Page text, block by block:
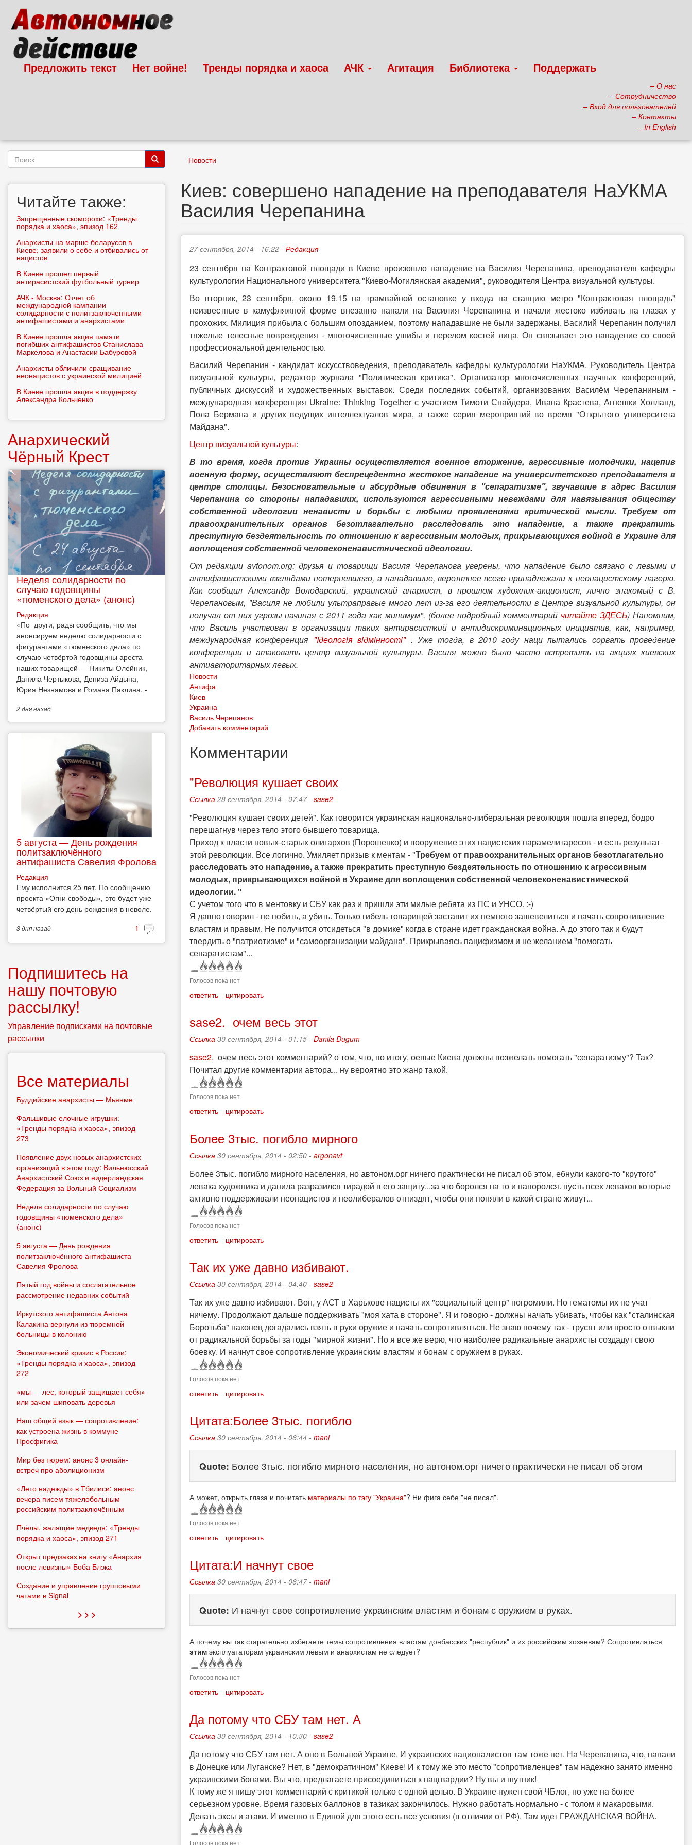
основному
содержанию
Предложить текст Нет войне! Тренды порядка и хаоса АЧК Агитация Библиотека Поддержать
– О нас
– Сотрудничество
– Вход для пользователей
– Контакты
– In English
Новости
Киев: совершено нападение на преподавателя НаУКМА
Василия Черепанина
27 сентября, 2014 - 16:22 - Редакция
23 сентября на Контрактовой площади в Киеве произошло нападение на Василия Черепанина, преподавателя кафедры
культурологии Национального университета "Киево-Могилянская академия"​​, руководителя Центра визуальной культуры.
Во вторник, 23 сентября, около 19.15 на трамвайной остановке у входа на станцию ​​метро "Контрактовая площадь"
неизвестные в камуфляжной форме внезапно напали на Василия Черепанина и начали жестоко избивать на глазах у
прохожих. Милиция прибыла с большим опозданием, поэтому нападавшие не были задержаны. Василий Черепанин получил
тяжелые телесные повреждения - многочисленные ушибы и перелом костей лица. Он связывает это нападение со своей
профессиональной деятельностью.
Василий Черепанин - кандидат искусствоведения, преподаватель кафедры культурологии НаУКМА. Руководитель Центра
визуальной культуры, редактор журнала "Политическая критика". Организатор многочисленных научных конференций,
публичных дискуссий и художественных выставок. Среди последних событий, организованих Василём Черепаниным -
международная конференция Ukraine: Thinking Together с участием Тимоти Снайдера, Ивана Крастева, Агнешки Холланд,
Пола Бермана и других ведущих интеллектуалов мира, а также серия мероприятий во время "Открытого университета
Майдана".
Центр визуальной культуры:
В то время, когда против Украины осуществляется военное вторжение, агрессивные молодчики, нацепив
военную форму, осуществляют беспрецедентно жестокое нападение на университетского преподавателя в
центре столицы. Безосновательные и абсурдные обвинения в "сепаратизме", звучавшие в адрес Василия
Черепанина со стороны нападавших, используются агрессивными невеждами для навязывания обществу
собственной идеологии ненависти и борьбы с любыми проявлениями критической мысли. Требуем от
правоохранительных органов безотлагательно расследовать это нападение, а также прекратить
преступную бездеятельность по отношению к агрессивным молодых, прикрывающихся войной в Украине для
воплощения собственной человеконенавистнической идеологии.
От редакции avtonom.org: друзья и товарищи Василя Черепанова уверены, что нападение было связано с левыми и
антифашистскими взглядами потерпевшего, а нападавшие, вероятнее всего принадлежали к неонацистскому лагерю.
Как сообщил Александр Володарский, украинский анархист, в прошлом художник-акционист, лично знакомый с В.
Черепановым, "Василя не любили ультраправые много лет из-за его деятельности в Центре визуальной культуры, он
получал от них угрозы начиная с 2011 года как минимум". (более подробный комментарий читайте ЗДЕСЬ)Напомним,
что Василь участвовал в организации таких антирасисткий и антидискриминационных инициатив, как, например,
международная конференция "Iдеологiя вiдмiнностi". Уже тогда, в 2010 году наци пытались сорвать проведение
конференции и атаковать центр визуальной культуры. Василя можно было часто встретить на акциях киевских
антиавторитарных левых.
Новости
Антифа
Киев
Украина
Василь Черепанов
Добавить комментарий
Комментарии
"Революция кушает своих
Ссылка 28 сентября, 2014 - 07:47 - sase2
"Революция кушает своих детей". Как говорится украинская национально-либеральная революция пошла вперед, бодро
перешагнув через тело этого бывшего товарища.
Приход к власти новых-старых олигархов (Порошенко) и вооружение этих нацистских парамелитаресов - и есть результат
этой революции. Все логично. Умиляет призыв к ментам - "Требуем от правоохранительных органов безотлагательно
расследовать это нападение, а также прекратить преступную бездеятельность по отношению к агрессивным
молодых, прикрывающихся войной в Украине для воплощения собственной человеконенавистнической
идеологии. "
С учетом того что в ментовку и СБУ как раз и пришли эти милые ребята из ПС и УНСО. :-)
Я давно говорил - не побить, а убить. Только гибель товарищей заставит их немного зашевелиться и начать сопротивление
властям и правым. Не получится отсидеться "в домике" когда в стране идет гражданская война. А до этого так и будут
твердить о "патриотизме" и "самоорганизации майдана". Прикрываясь пацифизмом и не желанием "помогать
сепаратистам"...
Голосов пока нет
ответить цитировать
sase2. очем весь этот
Ссылка 30 сентября, 2014 - 01:15 - Danila Dugum
sase2. очем весь этот комментарий? о том, что, по итогу, оевые Киева должны возжелать помогать "сепаратизму"? Так?
Почитал другие комментарии автора... ну вероятно это жанр такой.
Голосов пока нет
ответить цитировать
Более 3тыс. погибло мирного
Ссылка 30 сентября, 2014 - 02:50 - argonavt
Более 3тыс. погибло мирного населения, но автоном.орг ничего практически не писал об этом, ебнули какого-то "крутого"
левака художника и данила разразился тирадой в его защиту...за что боролся на то и напоролся. пусть всех леваков которые
активно поддерживали неонацистов и неолибералов отпиздят, чтобы они поняли в какой стране живут...
Голосов пока нет
ответить цитировать
Так их уже давно избивают.
Ссылка 30 сентября, 2014 - 04:40 - sase2
Так их уже давно избивают. Вон, у АСТ в Харькове нацисты их "социальный центр" погромили. Но гематомы их не учат
ничему. Продолжают дальше поддерживать "моя хата в стороне". Я и говорю - должны начать убивать, чтобы как "сталинская
Боротьба" наконец догадались взять в руки оружие и начать сопротивляться. Не знаю почему так - трусят или просто отвыкли
от радикальной борьбы за годы "мирной жизни". Но я все же верю, что наиболее радикальные анархисты создадут свою
боевку. И начнут свое сопротивление украинским властям и бонам с оружием в руках.
Голосов пока нет
ответить цитировать
Цитата:Более 3тыс. погибло
Ссылка 30 сентября, 2014 - 06:44 - mani
Quote: Более 3тыс. погибло мирного населения, но автоном.орг ничего практически не писал об этом
А может, открыть глаза и почитать материалы по тэгу "Украина"? Ни фига себе "не писал".
Голосов пока нет
ответить цитировать
Цитата:И начнут свое
Ссылка 30 сентября, 2014 - 06:47 - mani
Quote: И начнут свое сопротивление украинским властям и бонам с оружием в руках.
А почему вы так старательно избегаете темы сопротивления властям донбасских "республик" и их российским хозяевам? Сопротивляться
этим эксплуататорам украинским левым и анархистам не следует?
Голосов пока нет
ответить цитировать
Да потому что СБУ там нет. А
Ссылка 30 сентября, 2014 - 10:30 - sase2
Да потому что СБУ там нет. А оно в Большой Украине. И украинских националистов там тоже нет. На Черепанина, что, напали
в Донецке или Луганске? Нет, в "демократичном" Киеве! И к тому же это место "сопротивленцев" там надежно занято именно
украинскими бонами. Вы что, предлагаете присоединиться к нацгвардии? Ну вы и шутник!
К тому же я пишу этот комментарий с критикой только с одной целью. В Украине нужен свой ЧБлог, но уже на более
серьезном уровне. Время газовых баллонов в тазиках закончилось. Нужно работать нормально - с толом и макаровыми.
Делать эксы и атаки. И именно в Единой для этого есть все условия (в отличии от РФ). Там идет ГРАЖДАНСКАЯ ВОЙНА.
Голосов пока нет
Форма
Читайте также:
Запрещенные скоморохи: «Тренды
порядка и хаоса», эпизод 162
Анархисты на марше беларусов в
Киеве: заявили о себе и отбивались от
нацистов
В Киеве прошел первый
антирасистский футбольный турнир
АЧК - Москва: Отчет об
международной кампании
солидарности с политзаключенными
антифашистами и анархистами
В Киеве прошла акция памяти
погибших антифашистов Станислава
Маркелова и Анастасии Бабуровой
Анархисты обличили сращивание
неонацистов с украинской милицией
В Киеве прошла акция в поддержку
Александра Кольченко
Анархический
Чёрный Крест
Неделя солидарности по
случаю годовщины
«тюменского дела» (анонс)
Редакция
​«По_други, рады сообщить, что мы
анонсируем неделю солидарности с
фигурантами «тюменского дела» по
случаю четвёртой годовщины ареста
наших товарищей — Никиты Олейник,
Данила Чертыкова, Дениза Айдына,
Юрия Незнамова и Романа Паклина, -
2 дняназад
5 августа — День рождения
политзаключённого
антифашиста Савелия Фролова
Редакция
Ему исполнится 25 лет. По сообщению
проекта «Огни свободы», это будет уже
четвёртый его день рождения в неволе.
3 дняназад 1
Подпишитесь на
нашу почтовую
рассылку!
Управление подписками на почтовые
рассылки
Все материалы
Буддийские анархисты — Мьянме
Фальшивые елочные игрушки:
«Тренды порядка и хаоса», эпизод
273
Появление двух новых анархистских
организаций в этом году: Вильнюсский
Анархистский Союз и нидерландская
Федерация за Вольный Социализм
Неделя солидарности по случаю
годовщины «тюменского дела»
(анонс)
5 августа — День рождения
политзаключённого антифашиста
Савелия Фролова
Пятый год войны и сослагательное
рассмотрение недавних событий
Иркутского антифашиста Антона
Калакина вернули из тюремной
больницы в колонию
Экономический кризис в России:
«Тренды порядка и хаоса», эпизод
272
«мы — лес, который защищает себя»
или зачем шиповать деревья
Наш общий язык — сопротивление:
как устроена жизнь в коммуне
Просфигика
Мир без тюрем: анонс 3 онлайн-
встреч про аболиционизм
«Лето надежды» в Тбилиси: анонс
вечера писем тяжелобольным
российским политзаключённым
Пчёлы, жалящие медведя: «Тренды
порядка и хаоса», эпизод 271
Открыт предзаказ на книгу «Анархия
после левизны» Боба Блэка
Создание и управление групповыми
чатами в Signal
> > >